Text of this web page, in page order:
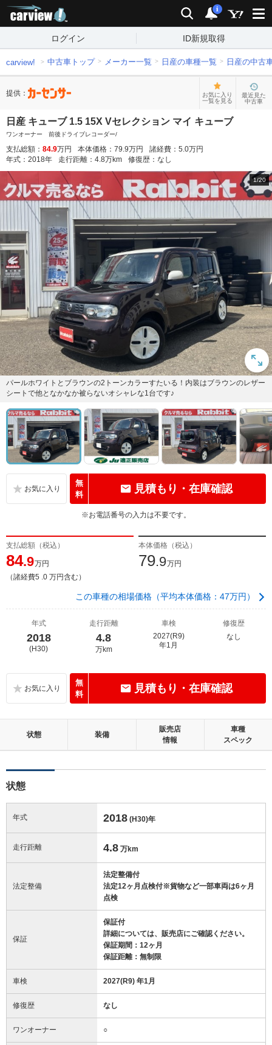
検索 通知
i
ログイン ID新規取得
carview! 中古車トップ メーカー一覧 日産の車種一覧 日産の中古
提供：
お気に入り
一覧を見る
最近見た
中古車
日産 キューブ 1.5 15X Vセレクション マイ キューブ
ワンオーナー 前後ドライブレコーダー/
支払総額： 84.9万円 本体価格： 79.9万円 諸経費： 5.0万円
年式： 2018年 走行距離： 4.8万km 修復歴： なし
1/20
パールホワイトとブラウンの2トーンカラーすたいる！内装はブラウンのレザー
シートで他となかなか被らないオシャレな1台です♪
無
料
見積もり・在庫確認
※お電話番号の入力は不要です。
支払総額（税込）
84.9万円
（諸経費5 .0 万円含む）
本体価格（税込）
79.9万円
この車種の相場価格（平均本体価格：47万円）
年式
2018
(H30)
走行距離
4.8
万km
車検
2027(R9)
年1月
修復歴
なし
無
料
見積もり・在庫確認
状態 装備
販売店
情報
車種
スペック
状態
年式 2018 (H30)年
走行距離 4.8 万km
法定整備
法定整備付
法定12ヶ月点検付※貨物など一部車両は6ヶ月
点検
保証
保証付
詳細については、販売店にご確認ください。
保証期間：12ヶ月
保証距離：無制限
車検 2027(R9) 年1月
修復歴 なし
ワンオーナー ○